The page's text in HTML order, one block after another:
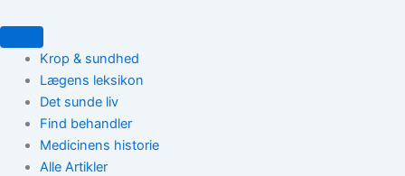
til
indholdetKrop & sundhed
Lægens leksikon
Det sunde liv
Find behandler
Medicinens historie
Alle Artikler